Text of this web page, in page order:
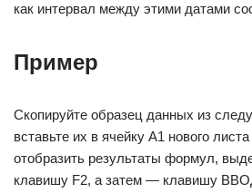
как интервал между этими датами
Пример
Скопируйте образец данных из
вставьте их в ячейку A1 нового
отобразить результаты формул,
клавишу F2, а затем — клавишу